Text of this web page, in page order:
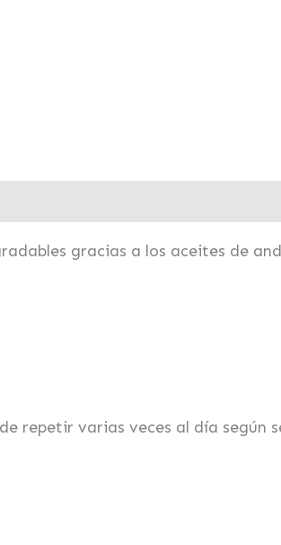
gracias a los aceites de
repetir varias veces al día según